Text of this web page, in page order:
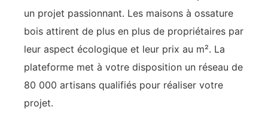
un projet passionnant. Les maisons à ossature
bois attirent de plus en plus de propriétaires par
leur aspect écologique et leur prix au m². La
plateforme met à votre disposition un réseau de
80 000 artisans qualifiés pour réaliser votre
projet.